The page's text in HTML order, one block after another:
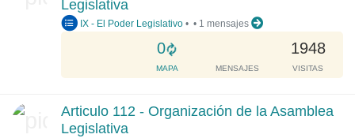
g
.
.
.
Legislativa
IX - El Poder Legislativo •
0
L
o
a
i
MAPA MENSAJES
1948
VISITAS
• 1 mensajes
Articulo 112 - Organización de la Asamblea
Legislativa